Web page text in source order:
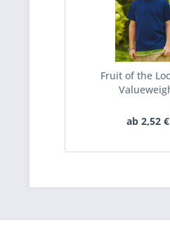
Fruit of the
ab 2,52